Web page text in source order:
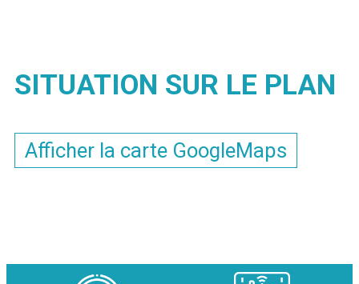
SITUATION SUR LE PLAN
Afficher la carte GoogleMaps